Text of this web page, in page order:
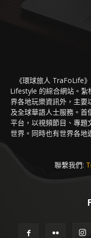
《環球旅人 TraFoLife
Lifestyle 的綜合網站。紮
界各地玩樂資訊外，主要
及全球華語人士服務。
平台，以視頻節目、專題
世界。同時也有世界各地
聯繫我們: